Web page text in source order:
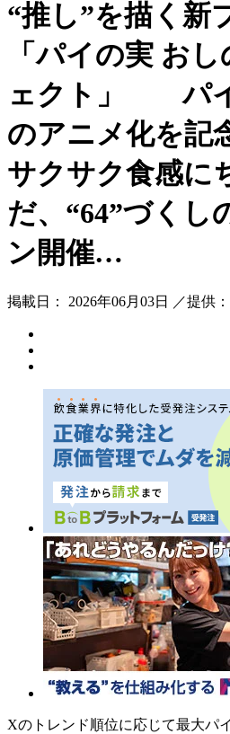
“推し”を描く新
「パイの実 お
ェクト」 パイ
のアニメ化を記
サクサク食感に
だ、“64”づくし
ン開催…
掲載日： 2026年06月03日 ／提供
Xのトレンド順位に応じて最大パ